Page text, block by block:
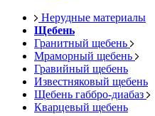
Нерудные материалы
Щебень
Гранитный щебень
Мраморный щебень
Гравийный щебень
Известняковый щебень
Щебень габбро-диабаз
Кварцевый щебень